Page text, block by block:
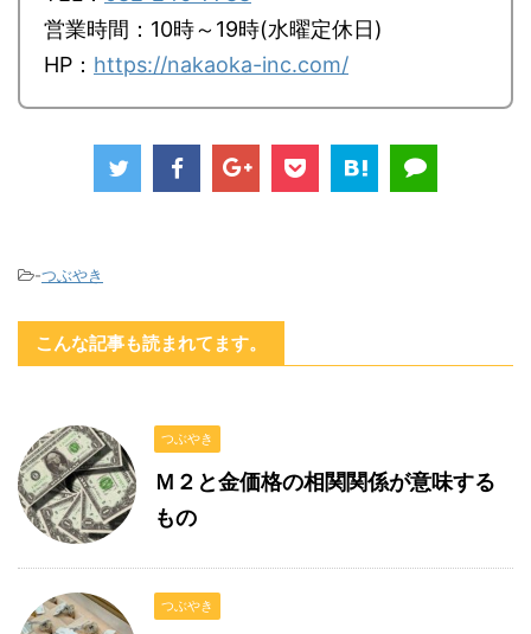
営業時間：10時～19時(水曜定休日)
HP： https://nakaoka-inc.com/
-つぶやき
こんな記事も読まれてます。
つぶやき
Ｍ２と金価格の相関関係が意味する
もの
つぶやき